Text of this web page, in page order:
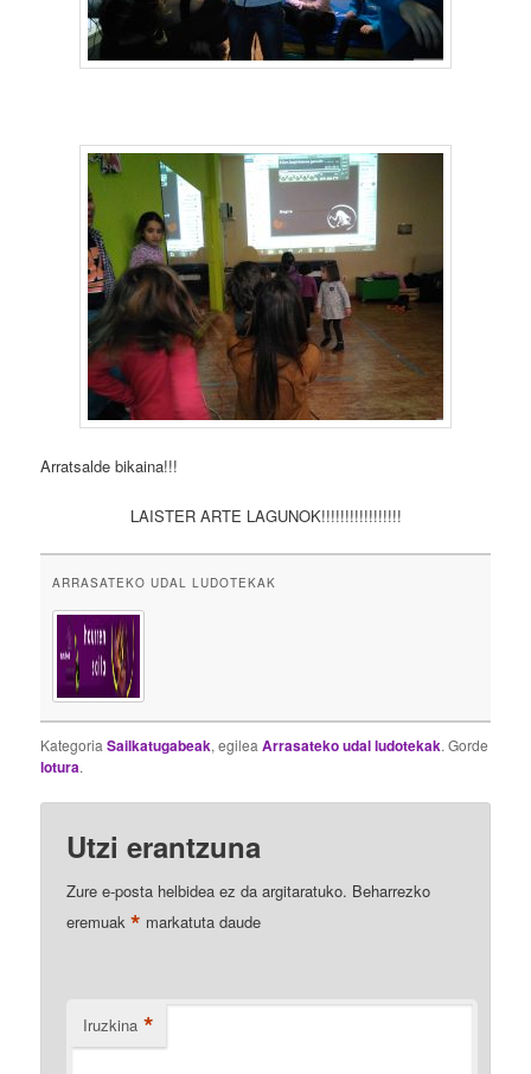
Arratsalde bikaina!!!
LAISTER ARTE LAGUNOK!!!!!!!!!!!!!!!!!
ARRASATEKO UDAL LUDOTEKAK
KategoriaSailkatugabeak, egileaArrasateko udal ludotekak. Gorde
lotura.
Utzi erantzuna
Zure e-posta helbidea ez da argitaratuko. Beharrezko
eremuak* markatuta daude
Iruzkina *